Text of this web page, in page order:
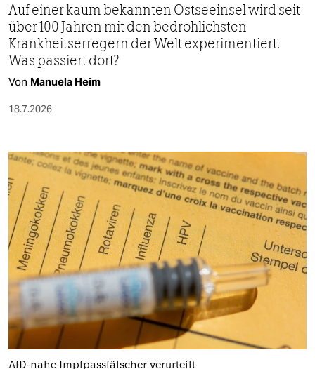
Auf einer kaum bekannten Ostseeinsel wird seit
über 100 Jahren mit den bedrohlichsten
Krankheitserregern der Welt experimentiert.
Was passiert dort?
Von Manuela Heim
18.7.2026
AfD-nahe Impfpassfälscher verurteilt